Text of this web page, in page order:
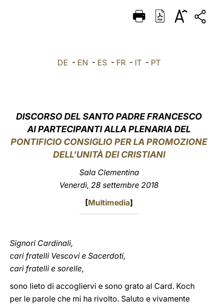
DEUTSCH
العربيّة DE - EN - ES - FR - IT - PT
DISCORSO DEL SANTO PADRE FRANCESCO
AI PARTECIPANTI ALLA PLENARIA DEL
PONTIFICIO CONSIGLIO PER LA PROMOZIONE
DELL'UNITÀ DEI CRISTIANI
Sala Clementina
Venerdì, 28 settembre 2018
[Multimedia]
Signori Cardinali,
cari fratelli Vescovi e Sacerdoti,
cari fratelli e sorelle,
sono lieto di accogliervi e sono grato al Card. Koch
per le parole che mi ha rivolto. Saluto e vivamente